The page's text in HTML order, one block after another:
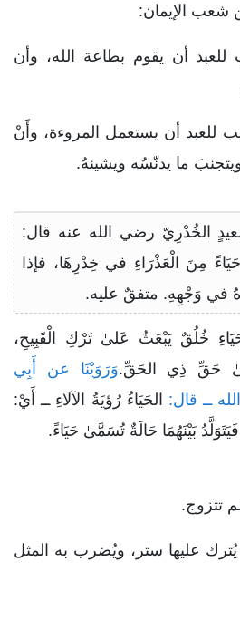
شعب الإيمان:
للعبد أن يقوم بطاعة الله، وأن
للعبد أن يستعمل المروءة، وأَنْ
ما يدنّسُه ويشينهُ.
سعيدٍ الخُدْرِيّ رضي الله عنه قال:
مِنَ الْعَذْرَاءِ في خِدْرِهَا، فإذا
في وَجْهِهِ. متفقٌ عليه.
خُلُقٌ يَبْعَثُ عَلىٰ تَرْكِ الْقَبِيحِ،
حَقِّ ذِي الحَقِّ.وَرَوَيْنَا عن أَبِي
ــ قال: الحَيَاءُ رُؤيَةُ الآلاءِ ــ أَيْ:
بَيْنَهُمَا حَالَةٌ تُسَمَّىٰ حَيَاءً.
تتزوج.
عليها ستر، ويُضرب به المثل